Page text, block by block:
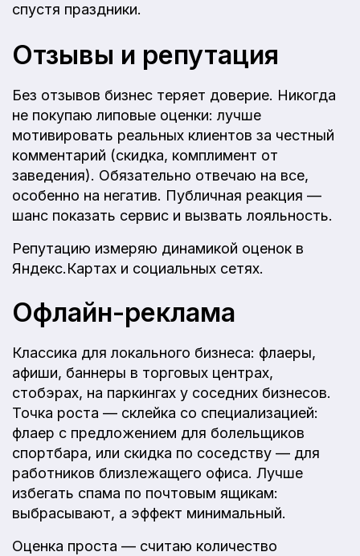
спустя праздники.
Отзывы и репутация
Без отзывов бизнес теряет доверие. Никогда
не покупаю липовые оценки: лучше
мотивировать реальных клиентов за честный
комментарий (скидка, комплимент от
заведения). Обязательно отвечаю на все,
особенно на негатив. Публичная реакция —
шанс показать сервис и вызвать лояльность.
Репутацию измеряю динамикой оценок в
Яндекс.Картах и социальных сетях.
Офлайн-реклама
Классика для локального бизнеса: флаеры,
афиши, баннеры в торговых центрах,
стобэрах, на паркингах у соседних бизнесов.
Точка роста — склейка со специализацией:
флаер с предложением для болельщиков
спортбара, или скидка по соседству — для
работников близлежащего офиса. Лучше
избегать спама по почтовым ящикам:
выбрасывают, а эффект минимальный.
Оценка проста — считаю количество